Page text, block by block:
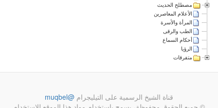
مصطلح الحديث
الأعلام المعاصرين
المرأة والأسرة
الطب والرقى
أحكام السماع
الرؤيا
متفرقات
قناة الشيخ الرسمية على التيليجرام @muqbel